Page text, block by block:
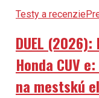
Testy a recenzie
DUEL (2026):
Honda CUV
na mestskú